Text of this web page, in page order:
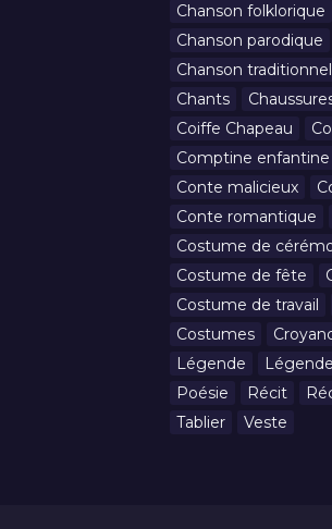
Chanson folklorique
Chanson parodique
Chanson
Chants
Coiffe Chapeau
Comptine enfantine
Conte malicieux
Conte romantique
Costume de
Costume de fête
Costume de travail
Costumes
Légende
Poésie
Récit
Tablier
Veste